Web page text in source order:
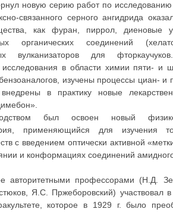
новую серию работ по
связанного серного ангидрида
как фуран, пиррол, диеновые
органических соединений
вулканизаторов для
в области химии пяти- и
изучены процессы циан- и
в практику новые
был освоен новый
применяющийся для изучения
с введением оптически активной
и конформациях соединений
авторитетными профессорами (Н.Д.
Я.С. Пржеборовский) участвовал
которое в 1929 г. было